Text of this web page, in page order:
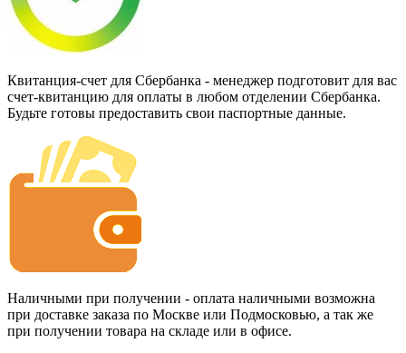
Квитанция-счет для Сбербанка - менеджер подготовит для вас
счет-квитанцию для оплаты в любом отделении Сбербанка.
Будьте готовы предоставить свои паспортные данные.
Наличными при получении - оплата наличными возможна
при доставке заказа по Москве или Подмосковью, а так же
при получении товара на складе или в офисе.